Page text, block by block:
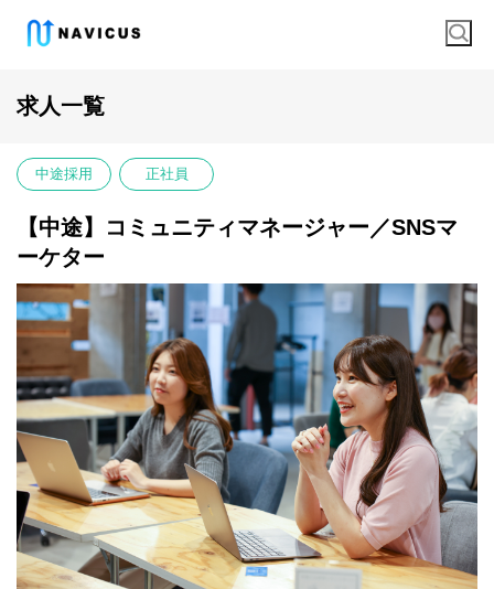
求人一覧
中途採用 正社員
【中途】コミュニティマネージャー／SNSマ
ーケター